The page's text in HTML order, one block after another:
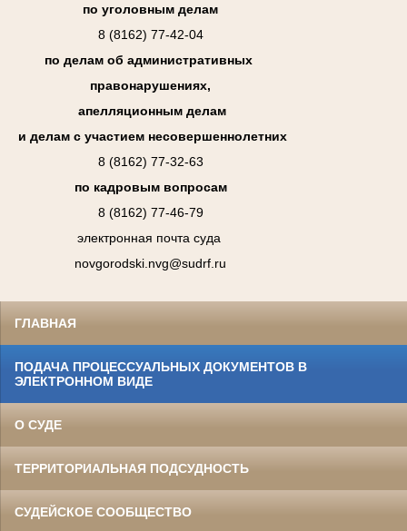
по уголовным делам
8 (8162) 77-42-04
по делам об административных
правонарушениях,
апелляционным делам
и делам с участием несовершеннолетних
8 (8162) 77-32-63
по кадровым вопросам
8 (8162) 77-46-79
электронная почта суда
novgorodski.nvg@sudrf.ru
ГЛАВНАЯ
ПОДАЧА ПРОЦЕССУАЛЬНЫХ ДОКУМЕНТОВ В
ЭЛЕКТРОННОМ ВИДЕ
О СУДЕ
ТЕРРИТОРИАЛЬНАЯ ПОДСУДНОСТЬ
СУДЕЙСКОЕ СООБЩЕСТВО